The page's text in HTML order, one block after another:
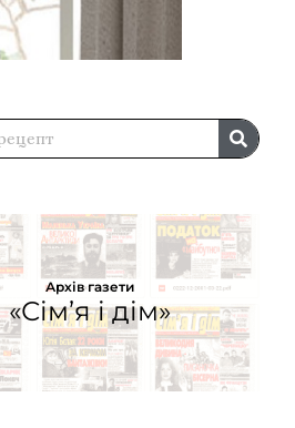
Архів газети
«Сім’я і дім»